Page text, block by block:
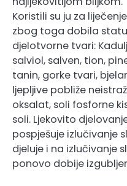
Koristili su ju za
zbog toga dobila
djelotvorne tvari:
salviol, salven, tion,
tanin, gorke tvari,
ljepljive pobliže
oksalat, soli fosforne
soli. Ljekovito
pospješuje izlučivanje
djeluje i na izlučivanje
ponovo dobije